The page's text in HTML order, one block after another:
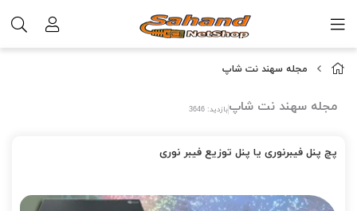
مجله سهند نت شاپ
مجله سهند نت شاپبازدید: 3646
پچ پنل فیبرنوری یا پنل توزیع فیبر نوری